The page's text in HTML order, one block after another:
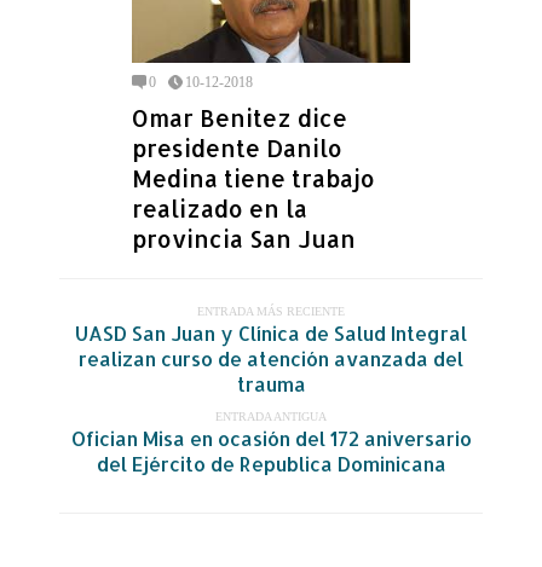
0 10-12-2018
Omar Benitez dice
presidente Danilo
Medina tiene trabajo
realizado en la
provincia San Juan
ENTRADA MÁS RECIENTE
UASD San Juan y Clínica de Salud Integral
realizan curso de atención avanzada del
trauma
ENTRADA ANTIGUA
Ofician Misa en ocasión del 172 aniversario
del Ejército de Republica Dominicana